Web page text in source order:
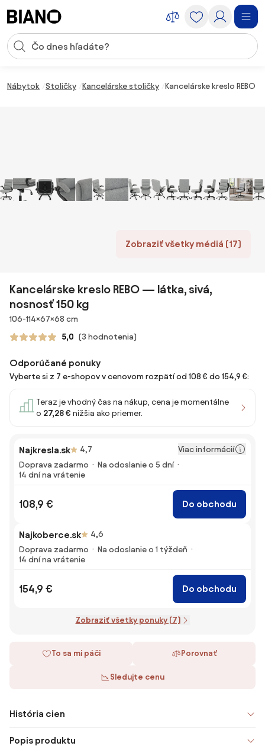
Vstup pre vyhľadávanie
Nábytok Stoličky Kancelárske stoličky Kancelárske kreslo
Zobraziť všetky médiá (17)
Kancelárske kreslo REBO — látka, sivá,
nosnosť 150 kg
Rozmery
106-114×67×68 cm
5,0 (3 hodnotenia)
Odporúčané ponuky
Vyberte si z 7 e-shopov v cenovom rozpätí od 108 € do 154,9 €:
Teraz je vhodný čas na nákup, cena je momentálne
o 27,28 € nižšia ako priemer.
Najkresla.sk 4,7
Viac informácií
Doprava zadarmo
Na odoslanie o 5 dní
14 dní na vrátenie
108,9 € Do obchodu
Najkoberce.sk
4,6
Doprava zadarmo
Na odoslanie o 1 týždeň
14 dní na vrátenie
154,9 € Do obchodu
Zobraziť všetky ponuky (7)
To sa mi páči Porovnať
Sledujte cenu
História cien
Popis produktu